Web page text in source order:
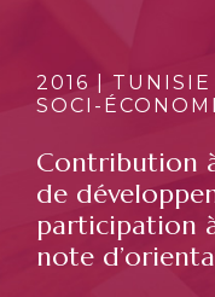
SERVICES
SECTEURS
RÉFÉRENCES
ANALYSES
CARRIÈRES
2016 |
SOCI-
Contribution
de
participation
note